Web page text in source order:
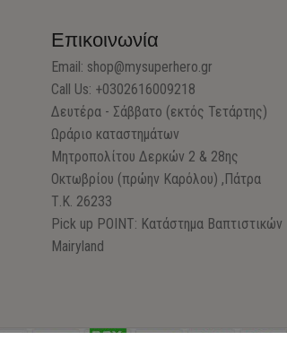
Επικοινωνία
Email: shop@mysuperhero.gr
Call Us: +0302616009218
Δευτέρα - Σάββατο (εκτός Τετάρτης)
Ωράριο καταστημάτων
Μητροπολίτου Δερκών 2 & 28ης
Οκτωβρίου (πρώην Καρόλου) ,Πάτρα
Τ.Κ. 26233
Pick up POINT: Κατάστημα Βαπτιστικών
Mairyland